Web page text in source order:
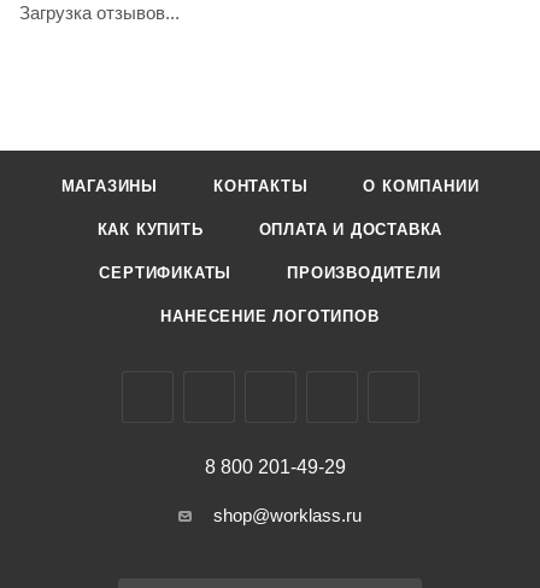
Загрузка отзывов...
МАГАЗИНЫ КОНТАКТЫ О КОМПАНИИ
КАК КУПИТЬ ОПЛАТА И ДОСТАВКА
СЕРТИФИКАТЫ ПРОИЗВОДИТЕЛИ
НАНЕСЕНИЕ ЛОГОТИПОВ
8 800 201-49-29
shop@worklass.ru